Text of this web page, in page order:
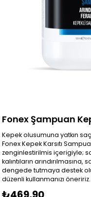
Fonex Şampuan
Kepek olusumuna yatkın
Fonex Kepek Karsıtı
zenginlestirilmis içerigiyle;
kalıntıların
dengede tutmaya destek
düzenli kullanmanızı